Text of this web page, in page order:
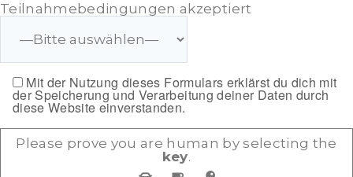
Teilnahmebedingungen akzeptiert
Mit der Nutzung dieses Formulars erklärst du dich mit
der Speicherung und Verarbeitung deiner Daten durch
diese Website einverstanden.
Please prove you are human by selecting the
key.